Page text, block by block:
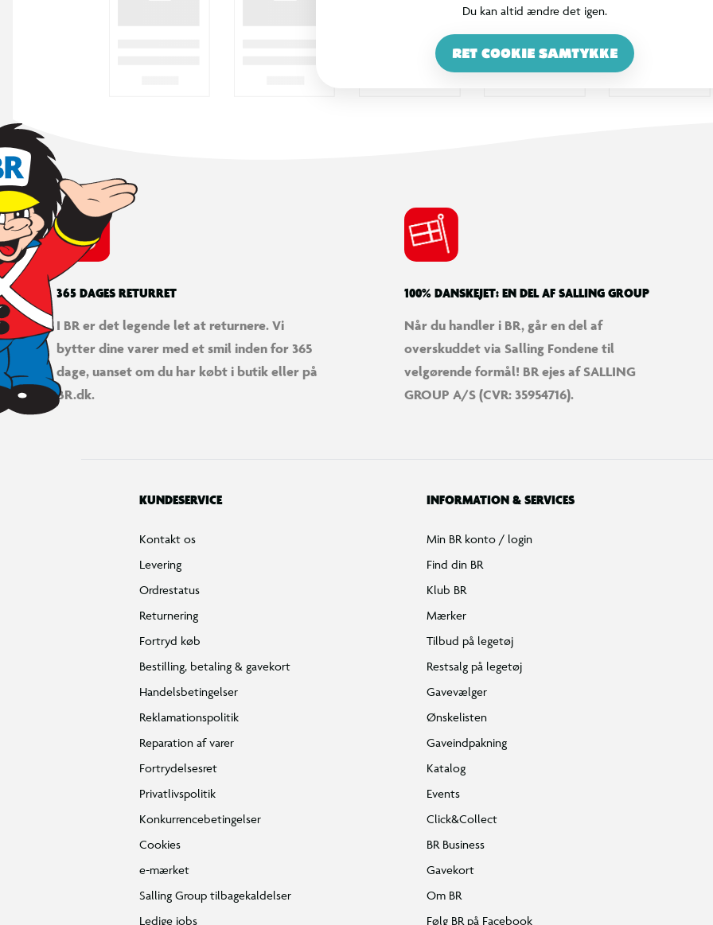
Du kan altid ændre det igen.
RET COOKIE SAMTYKKE
365 DAGES RETURRET
I BR er det legende let at returnere. Vi
bytter dine varer med et smil inden for 365
dage, uanset om du har købt i butik eller på
BR.dk.
100% DANSKEJET: EN DEL AF SALLING GROUP
Når du handler i BR, går en del af
overskuddet via Salling Fondene til
velgørende formål! BR ejes af SALLING
GROUP A/S (CVR: 35954716).
KUNDESERVICE
Kontakt os
Levering
Ordrestatus
Returnering
Fortryd køb
Bestilling, betaling & gavekort
Handelsbetingelser
Reklamationspolitik
Reparation af varer
Fortrydelsesret
Privatlivspolitik
Konkurrencebetingelser
Cookies
e-mærket
Salling Group tilbagekaldelser
Ledige jobs
INFORMATION & SERVICES
Min BR konto / login
Find din BR
Klub BR
Mærker
Tilbud på legetøj
Restsalg på legetøj
Gavevælger
Ønskelisten
Gaveindpakning
Katalog
Events
Click&Collect
BR Business
Gavekort
Om BR
Følg BR på Facebook